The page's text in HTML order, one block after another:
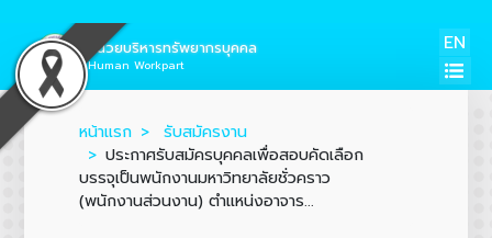
หน่วยบริหารทรัพยากรบุคคล
Human Workpart
EN
หน้าแรก
รับสมัครงาน
ประกาศรับสมัครบุคคลเพื่อสอบคัดเลือก
บรรจุเป็นพนักงานมหาวิทยาลัยชั่วคราว
(พนักงานส่วนงาน) ตำแหน่งอาจาร...